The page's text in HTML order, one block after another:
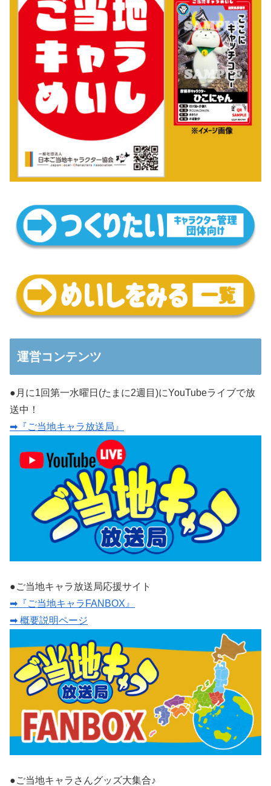
運営コンテンツ
●月に1回第一水曜日(たまに2週目)にYouTubeライブで放
送中！
➡『ご当地キャラ放送局』
●ご当地キャラ放送局応援サイト
➡『ご当地キャラFANBOX』
➡ 概要説明ページ
●ご当地キャラさんグッズ大集合♪